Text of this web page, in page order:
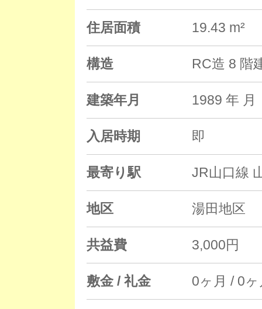
住居面積 19.43 m²
構造 RC造 8
建築年月 1989 年
入居時期 即
最寄り駅 JR山口線
地区 湯田地区
共益費 3,000円
敷金 / 礼金 0ヶ月 / 0ヶ